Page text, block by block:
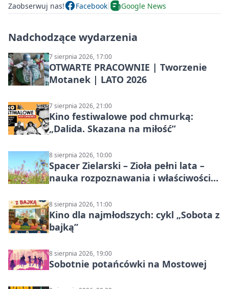
Zaobserwuj nas! Facebook Google News
Nadchodzące wydarzenia
7 sierpnia 2026, 17:00
OTWARTE PRACOWNIE | Tworzenie
Motanek | LATO 2026
7 sierpnia 2026, 21:00
Kino festiwalowe pod chmurką:
„Dalida. Skazana na miłość”
8 sierpnia 2026, 10:00
Spacer Zielarski – Zioła pełni lata –
nauka rozpoznawania i właściwości
8 sierpnia 2026, 11:00
Kino dla najmłodszych: cykl „Sobota z
bajką”
8 sierpnia 2026, 19:00
Sobotnie potańcówki na Mostowej